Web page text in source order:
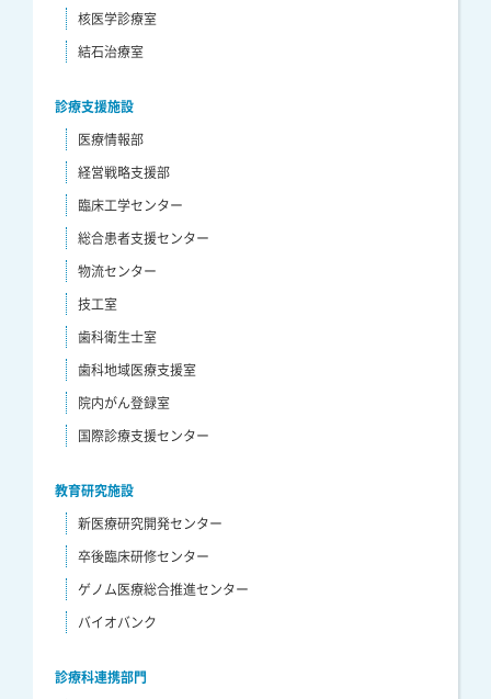
核医学診療室
結石治療室
診療支援施設
医療情報部
経営戦略支援部
臨床工学センター
総合患者支援センター
物流センター
技工室
歯科衛生士室
歯科地域医療支援室
院内がん登録室
国際診療支援センター
教育研究施設
新医療研究開発センター
卒後臨床研修センター
ゲノム医療総合推進センター
バイオバンク
診療科連携部門